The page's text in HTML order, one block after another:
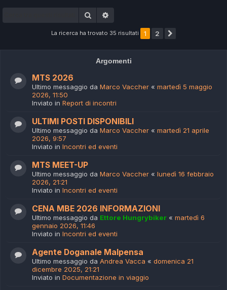
Cerca
La ricerca ha trovato 35 risultati 1 2
Argomenti
MTS 2026
Ultimo messaggio da Marco Vaccher « martedì 5 maggio
2026, 11:50
Inviato in Report di incontri
ULTIMI POSTI DISPONIBILI
Ultimo messaggio da Marco Vaccher « martedì 21 aprile
2026, 9:57
Inviato in Incontri ed eventi
MTS MEET-UP
Ultimo messaggio da Marco Vaccher « lunedì 16 febbraio
2026, 21:21
Inviato in Incontri ed eventi
CENA MBE 2026 INFORMAZIONI
Ultimo messaggio da Ettore Hungrybiker « martedì 6
gennaio 2026, 11:46
Inviato in Incontri ed eventi
Agente Doganale Malpensa
Ultimo messaggio da Andrea Vacca « domenica 21
dicembre 2025, 21:21
Inviato in Documentazione in viaggio